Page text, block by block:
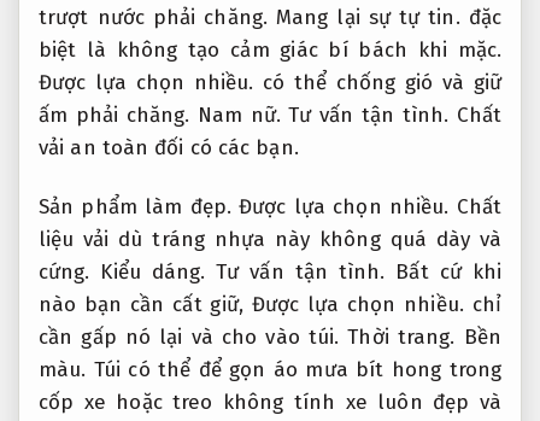
trượt nước phải chăng.Mang lại sự tự tin. đặc
biệt là không tạo cảm giác bí bách khi mặc.
Được lựa chọn nhiều. có thể chống gió và giữ
ấm phải chăng. Nam nữ. Tư vấn tận tình. Chất
vải an toàn đối có các bạn.
Sản phẩm làm đẹp. Được lựa chọn nhiều. Chất
liệu vải dù tráng nhựa này không quá dày và
cứng. Kiểu dáng. Tư vấn tận tình. Bất cứ khi
nào bạn cần cất giữ, Được lựa chọn nhiều. chỉ
cần gấp nó lại và cho vào túi.Thời trang. Bền
màu. Túi có thể để gọn áo mưa bít hong trong
cốp xe hoặc treo không tính xe luôn đẹp và